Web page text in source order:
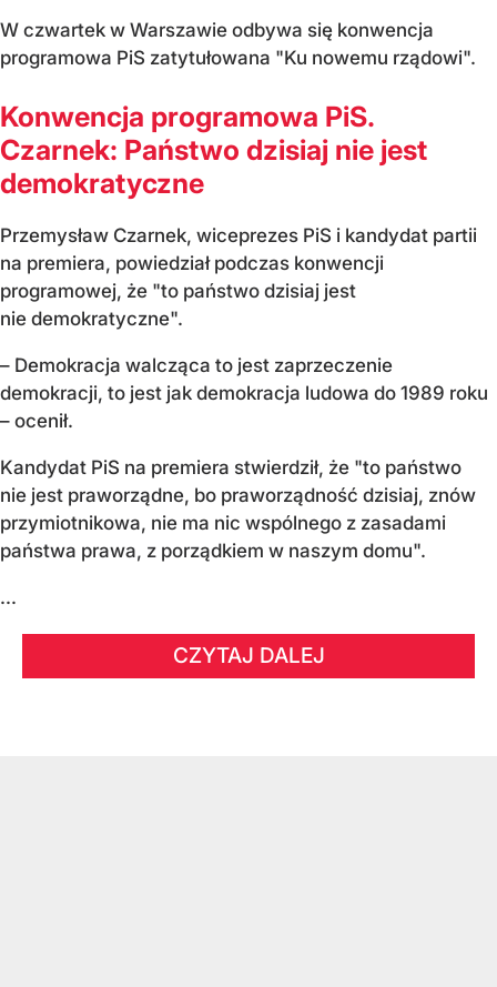
W czwartek w Warszawie odbywa się konwencja
programowa PiS zatytułowana "Ku nowemu rządowi".
Konwencja programowa PiS.
Czarnek: Państwo dzisiaj nie jest
demokratyczne
Przemysław Czarnek, wiceprezes PiS i kandydat partii
na premiera, powiedział podczas konwencji
programowej, że "to państwo dzisiaj jest
nie demokratyczne".
– Demokracja walcząca to jest zaprzeczenie
demokracji, to jest jak demokracja ludowa do 1989 roku
– ocenił.
Kandydat PiS na premiera stwierdził, że "to państwo
nie jest praworządne, bo praworządność dzisiaj, znów
przymiotnikowa, nie ma nic wspólnego z zasadami
państwa prawa, z porządkiem w naszym domu".
...
CZYTAJ DALEJ